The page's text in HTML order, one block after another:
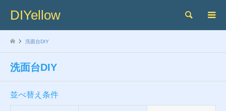
DIYellow 検索
洗面台DIY
洗面台DIY
並べ替え条件